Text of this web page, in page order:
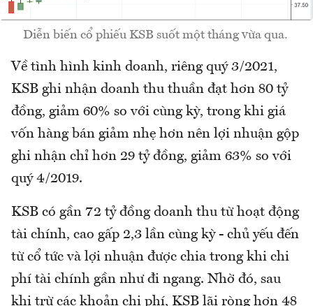
Diễn biến cổ phiếu KSB suốt một tháng vừa qua.
Về tình hình kinh doanh, riêng quý 3/2021,
KSB ghi nhận doanh thu thuần đạt hơn 80 tỷ
đồng, giảm 60% so với cùng kỳ, trong khi giá
vốn hàng bán giảm nhẹ hơn nên lợi nhuận gộp
ghi nhận chỉ hơn 29 tỷ đồng, giảm 63% so với
quý 4/2019.
KSB có gần 72 tỷ đồng doanh thu từ hoạt động
tài chính, cao gấp 2,3 lần cùng kỳ - chủ yếu đến
từ cổ tức và lợi nhuận được chia trong khi chi
phí tài chính gần như đi ngang. Nhờ đó, sau
khi trừ các khoản chi phí, KSB lãi ròng hơn 48